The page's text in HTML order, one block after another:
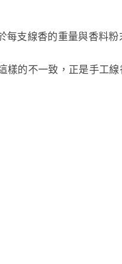
支線香的重量與香料
的不一致，正是手工線